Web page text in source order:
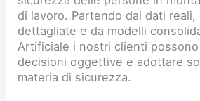
di lavoro. Partendo dai dati reali,
dettagliate e da modelli
Artificiale i nostri clienti
decisioni oggettive e adottare
materia di sicurezza.